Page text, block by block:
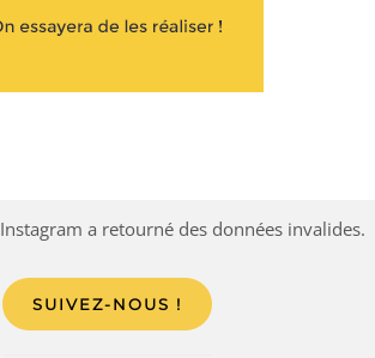
Instagram a retourné des données invalides.
SUIVEZ-NOUS !